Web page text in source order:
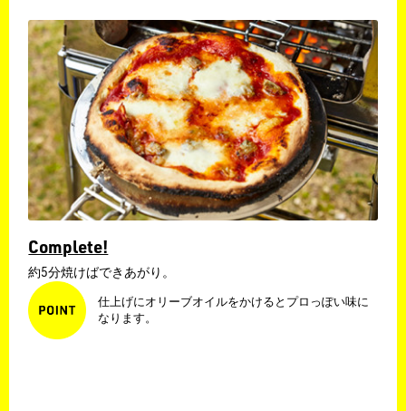
Complete!
約5分焼けばできあがり。
仕上げにオリーブオイルをかけるとプロっぽい味に
なります。